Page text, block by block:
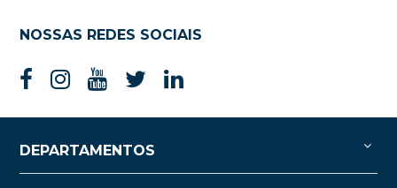
NOSSAS REDES SOCIAIS
DEPARTAMENTOS